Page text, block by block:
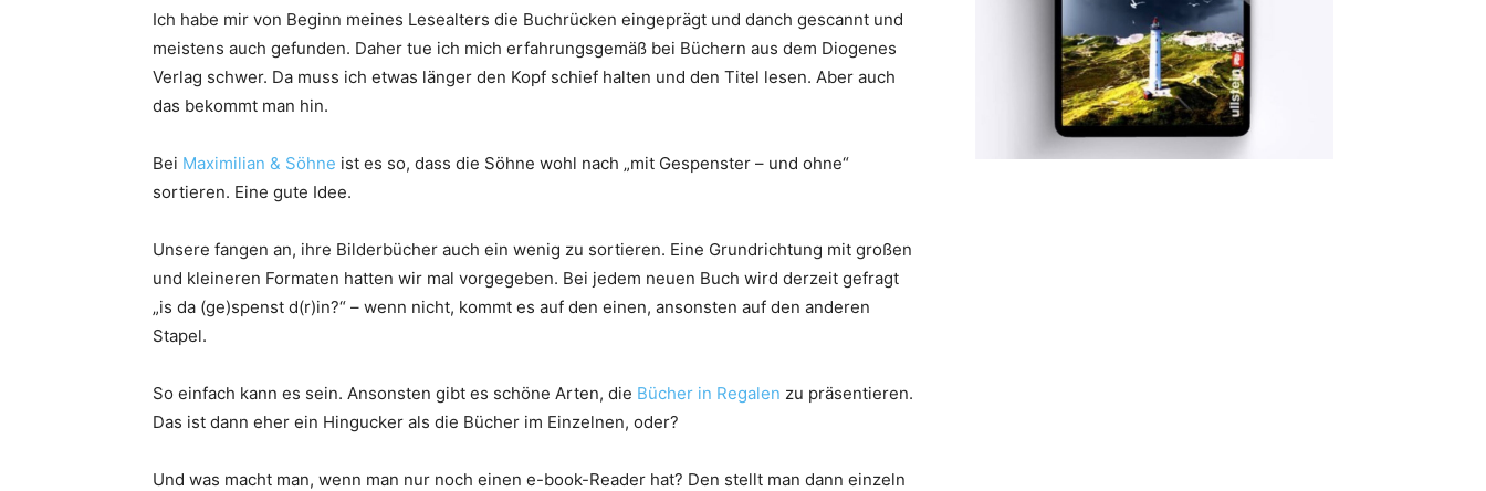
Ich habe mir von Beginn meines Lesealters die Buchrücken eingeprägt und danch gescannt und
meistens auch gefunden. Daher tue ich mich erfahrungsgemäß bei Büchern aus dem Diogenes
Verlag schwer. Da muss ich etwas länger den Kopf schief halten und den Titel lesen. Aber auch
das bekommt man hin.
Bei Maximilian & Söhne ist es so, dass die Söhne wohl nach „mit Gespenster – und ohne“
sortieren. Eine gute Idee.
Unsere fangen an, ihre Bilderbücher auch ein wenig zu sortieren. Eine Grundrichtung mit großen
und kleineren Formaten hatten wir mal vorgegeben. Bei jedem neuen Buch wird derzeit gefragt
„is da (ge)spenst d(r)in?“ – wenn nicht, kommt es auf den einen, ansonsten auf den anderen
Stapel.
So einfach kann es sein. Ansonsten gibt es schöne Arten, die Bücher in Regalen zu präsentieren.
Das ist dann eher ein Hingucker als die Bücher im Einzelnen, oder?
Und was macht man, wenn man nur noch einen e-book-Reader hat? Den stellt man dann einzeln